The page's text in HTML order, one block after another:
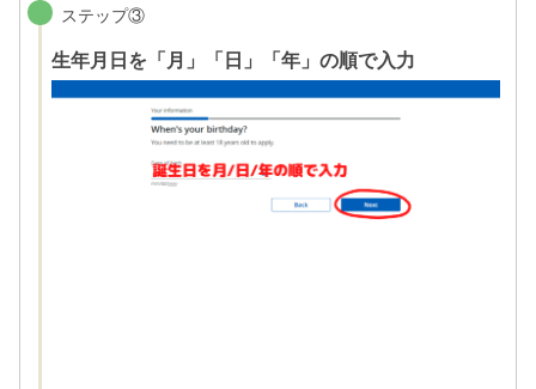
ステップ③
生年月日を「月」「日」「年」の順で入力